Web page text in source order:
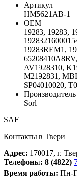
Артикул
HM5621AB-1
ОЕМ
19283, 19283,
19283REM1,
AV1928310,
M2192831,
SP04010020,
Производитель
Sorl
SAF
Контакты в Твери
Адрес: 170017, г.
Телефоны: 8 (4822)
Время работы: Пн-